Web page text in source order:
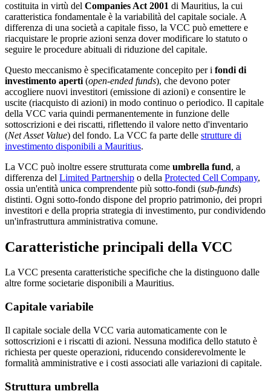
costituita in virtù del Companies Act 2001 di Mauritius, la cui
caratteristica fondamentale è la variabilità del capitale sociale. A
differenza di una società a capitale fisso, la VCC può emettere e
riacquistare le proprie azioni senza dover modificare lo statuto o
seguire le procedure abituali di riduzione del capitale.
Questo meccanismo è specificatamente concepito per i fondi di
investimento aperti (open-ended funds), che devono poter
accogliere nuovi investitori (emissione di azioni) e consentire le
uscite (riacquisto di azioni) in modo continuo o periodico. Il capitale
della VCC varia quindi permanentemente in funzione delle
sottoscrizioni e dei riscatti, riflettendo il valore netto d'inventario
(Net Asset Value) del fondo. La VCC fa parte delle strutture di
investimento disponibili a Mauritius.
La VCC può inoltre essere strutturata come umbrella fund, a
differenza del Limited Partnership o della Protected Cell Company,
ossia un'entità unica comprendente più sotto-fondi (sub-funds)
distinti. Ogni sotto-fondo dispone del proprio patrimonio, dei propri
investitori e della propria strategia di investimento, pur condividendo
un'infrastruttura amministrativa comune.
Caratteristiche principali della VCC
La VCC presenta caratteristiche specifiche che la distinguono dalle
altre forme societarie disponibili a Mauritius.
Capitale variabile
Il capitale sociale della VCC varia automaticamente con le
sottoscrizioni e i riscatti di azioni. Nessuna modifica dello statuto è
richiesta per queste operazioni, riducendo considerevolmente le
formalità amministrative e i costi associati alle variazioni di capitale.
Struttura umbrella